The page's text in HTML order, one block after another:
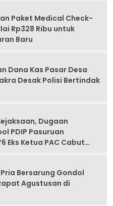
Paket Medical Check-
Rp328 Ribu untuk
Baru
Dana Kas Pasar Desa
Desak Polisi Bertindak
Dugaan
PDIP Pasuruan
Eks Ketua PAC Cabut
Bersarung Gondol
Agustusan di